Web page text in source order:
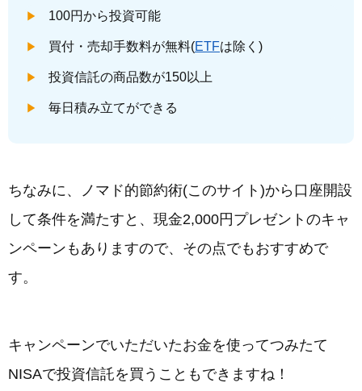
100円から投資可能
買付・売却手数料が無料(ETFは除く)
投資信託の商品数が150以上
毎日積み立てができる
ちなみに、ノマド的節約術(このサイト)から口座開設
して条件を満たすと、現金2,000円プレゼントのキャ
ンペーンもありますので、その点でもおすすめで
す。
キャンペーンでいただいたお金を使ってつみたて
NISAで投資信託を買うこともできますね！